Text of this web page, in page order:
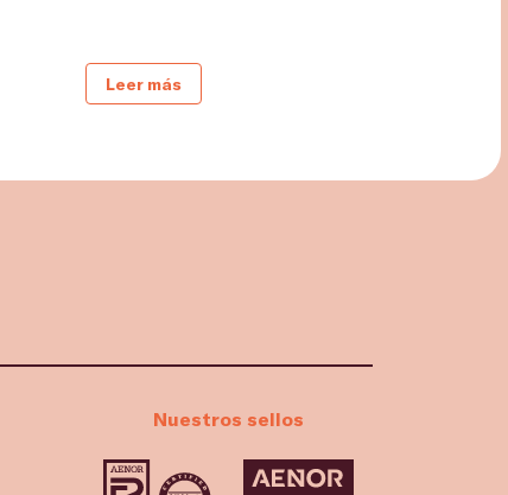
Leer más
Nuestros sellos